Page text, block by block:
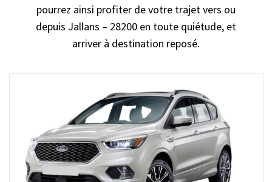
pourrez ainsi profiter de votre trajet vers ou
depuis Jallans – 28200 en toute quiétude, et
arriver à destination reposé.